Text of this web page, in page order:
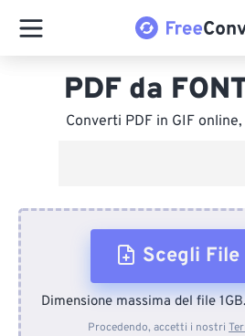
PDF da
Converti PDF in GIF
Scegli File
Dal
Dimensione massima del file
Procedendo, accetti i nostri